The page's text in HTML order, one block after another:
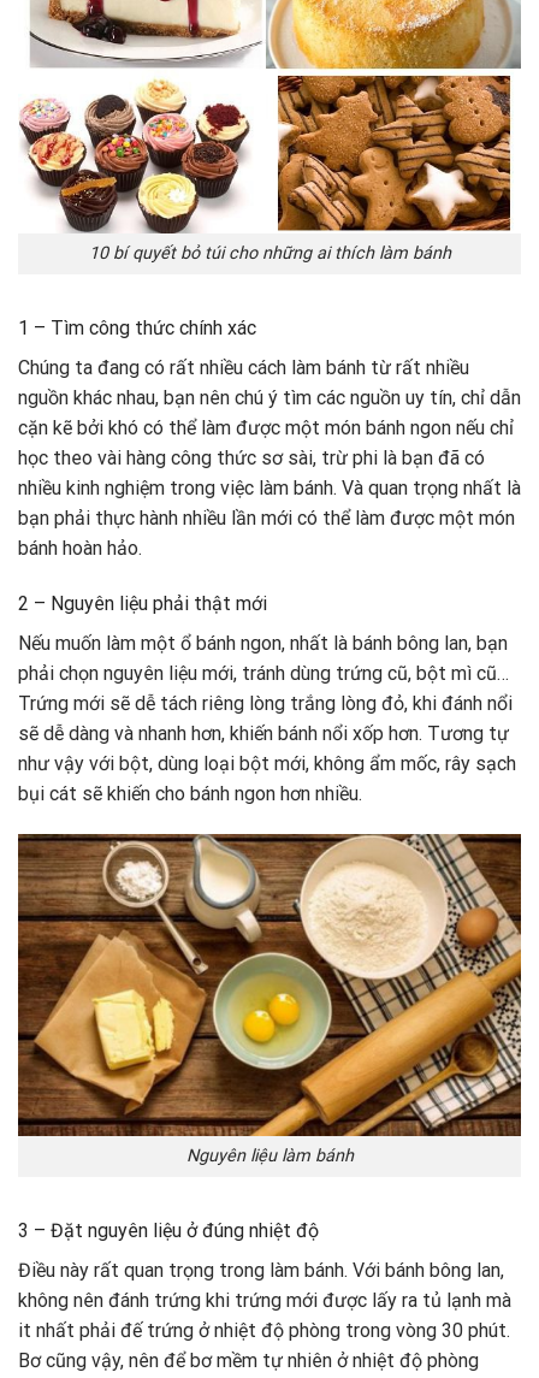
10 bí quyết bỏ túi cho những ai thích làm bánh
1 – Tìm công thức chính xác
Chúng ta đang có rất nhiều cách làm bánh từ rất nhiều
nguồn khác nhau, bạn nên chú ý tìm các nguồn uy tín, chỉ dẫn
cặn kẽ bởi khó có thể làm được một món bánh ngon nếu chỉ
học theo vài hàng công thức sơ sài, trừ phi là bạn đã có
nhiều kinh nghiệm trong việc làm bánh. Và quan trọng nhất là
bạn phải thực hành nhiều lần mới có thể làm được một món
bánh hoàn hảo.
2 – Nguyên liệu phải thật mới
Nếu muốn làm một ổ bánh ngon, nhất là bánh bông lan, bạn
phải chọn nguyên liệu mới, tránh dùng trứng cũ, bột mì cũ…
Trứng mới sẽ dễ tách riêng lòng trắng lòng đỏ, khi đánh nổi
sẽ dễ dàng và nhanh hơn, khiến bánh nổi xốp hơn. Tương tự
như vậy với bột, dùng loại bột mới, không ẩm mốc, rây sạch
bụi cát sẽ khiến cho bánh ngon hơn nhiều.
Nguyên liệu làm bánh
3 – Đặt nguyên liệu ở đúng nhiệt độ
Điều này rất quan trọng trong làm bánh. Với bánh bông lan,
không nên đánh trứng khi trứng mới được lấy ra tủ lạnh mà
it nhất phải đế trứng ở nhiệt độ phòng trong vòng 30 phút.
Bơ cũng vậy, nên để bơ mềm tự nhiên ở nhiệt độ phòng